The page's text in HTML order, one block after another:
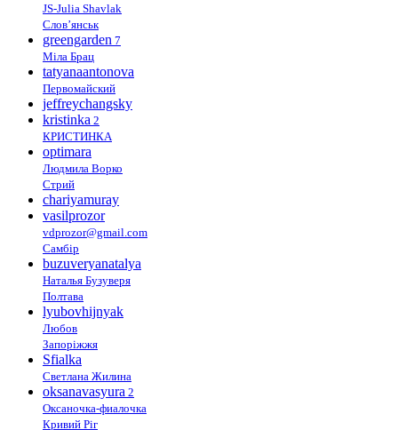
JS-Julia Shavlak
Слов’янськ
greengarden 7
Міла Брац
tatyanaantonova
Первомайский
jeffreychangsky
kristinka 2
КРИСТИНКА
optimara
Людмила Ворко
Стрий
chariyamuray
vasilprozor
vdprozor@gmail.com
Самбір
buzuveryanatalya
Наталья Бузуверя
Полтава
lyubovhijnyak
Любов
Запоріжжя
Sfialka
Светлана Жилина
oksanavasyura 2
Оксаночка-фиалочка
Кривий Ріг